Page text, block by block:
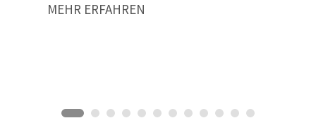
MEHR ERFAHREN